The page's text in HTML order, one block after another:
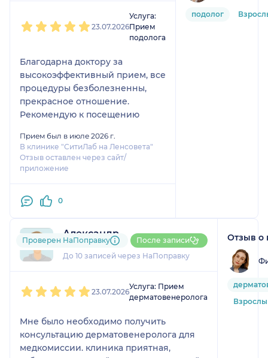
23.07.2026
Услуга:
Прием
подолога
Благодарна доктору за
высокоэффективный прием, все
процедуры безболезненны,
прекрасное отношение.
Рекомендую к посещению
Прием был в июле 2026 г.
В клинике "СитиЛаб на Ленсовета"
Отзыв оставлен через сайт/
приложение
0
подолог
Александр
7 отзывов
До 10 записей через НаПоправку
Проверен НаПоправку После записи
23.07.2026
Услуга: Прием
дерматовенеролога
Мне было необходимо получить
консультацию дерматовенеролога для
медкомиссии. клиника приятная,
Отзыв о